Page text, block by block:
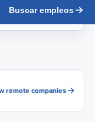
Buscar empleos
remote companies